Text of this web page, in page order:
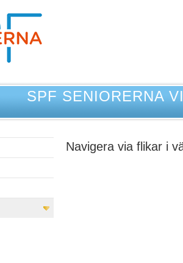
SPF SENIORERNA
Navigera via flikar i